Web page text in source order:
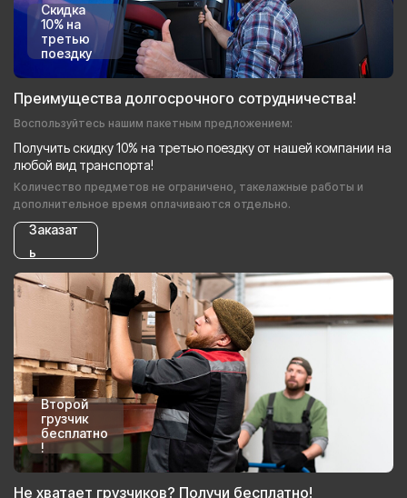
Скидка
10% на
третью
поездку
Преимущества долгосрочного сотрудничества!
Воспользуйтесь нашим пакетным предложением:
Получить скидку 10% на третью поездку от нашей компании на
любой вид транспорта!
Количество предметов не ограничено, такелажные работы и
дополнительное время оплачиваются отдельно.
Заказат
ь
Второй
грузчик
бесплатно
!
Не хватает грузчиков? Получи бесплатно!